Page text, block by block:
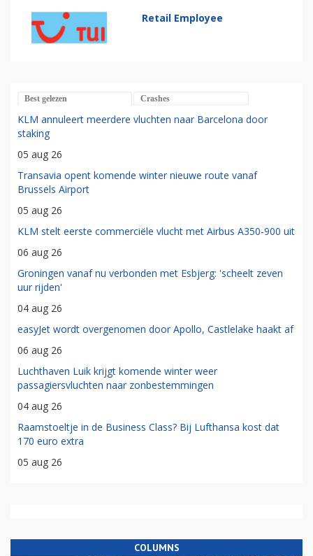
Retail Employee
Best gelezen Crashes
KLM annuleert meerdere vluchten naar Barcelona door
staking
05 aug 26
Transavia opent komende winter nieuwe route vanaf
Brussels Airport
05 aug 26
KLM stelt eerste commerciële vlucht met Airbus A350-900 uit
06 aug 26
Groningen vanaf nu verbonden met Esbjerg: 'scheelt zeven
uur rijden'
04 aug 26
easyJet wordt overgenomen door Apollo, Castlelake haakt af
06 aug 26
Luchthaven Luik krijgt komende winter weer
passagiersvluchten naar zonbestemmingen
04 aug 26
Raamstoeltje in de Business Class? Bij Lufthansa kost dat
170 euro extra
05 aug 26
COLUMNS